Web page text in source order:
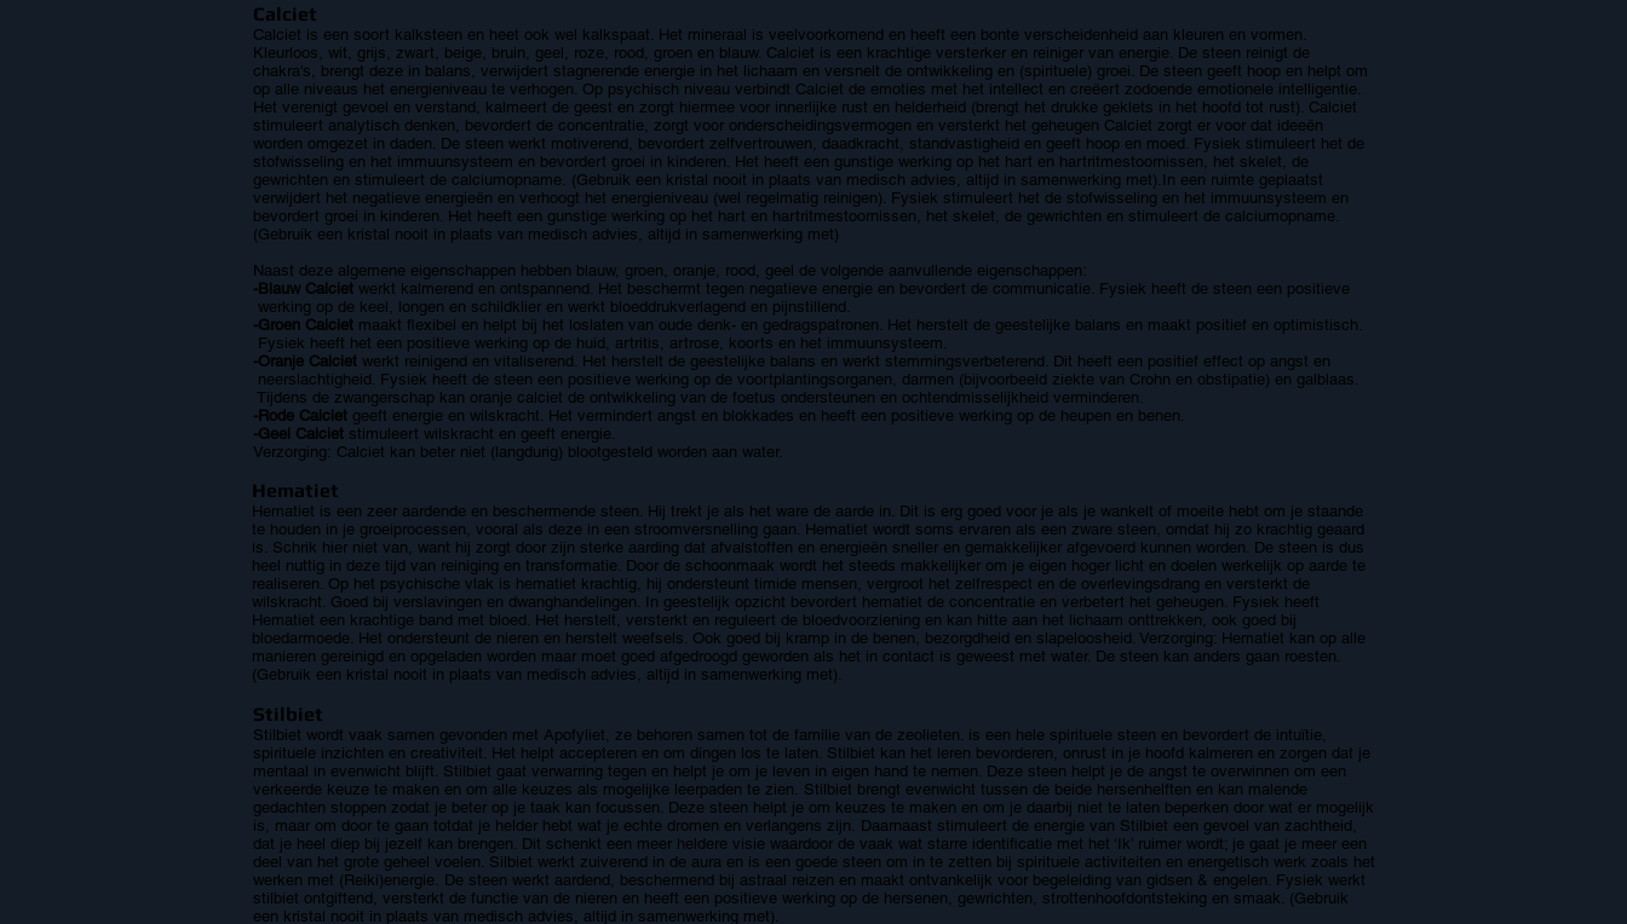
Calciet
Calciet is een soort kalksteen en heet ook wel kalkspaat. Het mineraal is veelvoorkomend en heeft een bonte verscheidenheid aan kleuren en vormen.
Kleurloos, wit, grijs, zwart, beige, bruin, geel, roze, rood, groen en blauw. Calciet is een krachtige versterker en reiniger van energie. De steen reinigt de
chakra's, brengt deze in balans, verwijdert stagnerende energie in het lichaam en versnelt de ontwikkeling en (spirituele) groei. De steen geeft hoop en helpt om
op alle niveaus het energieniveau te verhogen. Op psychisch niveau verbindt Calciet de emoties met het intellect en creëert zodoende emotionele intelligentie.
Het verenigt gevoel en verstand, kalmeert de geest en zorgt hiermee voor innerlijke rust en helderheid (brengt het drukke geklets in het hoofd tot rust). Calciet
stimuleert analytisch denken, bevordert de concentratie, zorgt voor onderscheidingsvermogen en versterkt het geheugen Calciet zorgt er voor dat ideeën
worden omgezet in daden. De steen werkt motiverend, bevordert zelfvertrouwen, daadkracht, standvastigheid en geeft hoop en moed. Fysiek stimuleert het de
stofwisseling en het immuunsysteem en bevordert groei in kinderen. Het heeft een gunstige werking op het hart en hartritmestoornissen, het skelet, de
gewrichten en stimuleert de calciumopname. (Gebruik een kristal nooit in plaats van medisch advies, altijd in samenwerking met).In een ruimte geplaatst
verwijdert het negatieve energieën en verhoogt het energieniveau (wel regelmatig reinigen). Fysiek stimuleert het de stofwisseling en het immuunsysteem en
bevordert groei in kinderen. Het heeft een gunstige werking op het hart en hartritmestoornissen, het skelet, de gewrichten en stimuleert de calciumopname.
(Gebruik een kristal nooit in plaats van medisch advies, altijd in samenwerking met)
Naast deze algemene eigenschappen hebben blauw, groen, oranje, rood, geel de volgende aanvullende eigenschappen:
-Blauw Calciet werkt kalmerend en ontspannend. Het beschermt tegen negatieve energie en bevordert de communicatie. Fysiek heeft de steen een positieve
werking op de keel, longen en schildklier en werkt bloeddrukverlagend en pijnstillend.
-Groen Calciet maakt flexibel en helpt bij het loslaten van oude denk- en gedragspatronen. Het herstelt de geestelijke balans en maakt positief en optimistisch.
Fysiek heeft het een positieve werking op de huid, artritis, artrose, koorts en het immuunsysteem.
-Oranje Calciet werkt reinigend en vitaliserend. Het herstelt de geestelijke balans en werkt stemmingsverbeterend. Dit heeft een positief effect op angst en
neerslachtigheid. Fysiek heeft de steen een positieve werking op de voortplantingsorganen, darmen (bijvoorbeeld ziekte van Crohn en obstipatie) en galblaas.
Tijdens de zwangerschap kan oranje calciet de ontwikkeling van de foetus ondersteunen en ochtendmisselijkheid verminderen.
-Rode Calciet geeft energie en wilskracht. Het vermindert angst en blokkades en heeft een positieve werking op de heupen en benen.
-Geel Calciet stimuleert wilskracht en geeft energie.
Verzorging: Calciet kan beter niet (langdurig) blootgesteld worden aan water.
Hematiet
Hematiet is een zeer aardende en beschermende steen. Hij trekt je als het ware de aarde in. Dit is erg goed voor je als je wankelt of moeite hebt om je staande
te houden in je groeiprocessen, vooral als deze in een stroomversnelling gaan. Hematiet wordt soms ervaren als een zware steen, omdat hij zo krachtig geaard
is. Schrik hier niet van, want hij zorgt door zijn sterke aarding dat afvalstoffen en energieën sneller en gemakkelijker afgevoerd kunnen worden. De steen is dus
heel nuttig in deze tijd van reiniging en transformatie. Door de schoonmaak wordt het steeds makkelijker om je eigen hoger licht en doelen werkelijk op aarde te
realiseren. Op het psychische vlak is hematiet krachtig, hij ondersteunt timide mensen, vergroot het zelfrespect en de overlevingsdrang en versterkt de
wilskracht. Goed bij verslavingen en dwanghandelingen. In geestelijk opzicht bevordert hematiet de concentratie en verbetert het geheugen. Fysiek heeft
Hematiet een krachtige band met bloed. Het herstelt, versterkt en reguleert de bloedvoorziening en kan hitte aan het lichaam onttrekken, ook goed bij
bloedarmoede. Het ondersteunt de nieren en herstelt weefsels. Ook goed bij kramp in de benen, bezorgdheid en slapeloosheid. Verzorging: Hematiet kan op alle
manieren gereinigd en opgeladen worden maar moet goed afgedroogd geworden als het in contact is geweest met water. De steen kan anders gaan roesten.
(Gebruik een kristal nooit in plaats van medisch advies, altijd in samenwerking met).
Stilbiet
Stilbiet wordt vaak samen gevonden met Apofyliet, ze behoren samen tot de familie van de zeolieten. is een hele spirituele steen en bevordert de intuïtie,
spirituele inzichten en creativiteit. Het helpt accepteren en om dingen los te laten. Stilbiet kan het leren bevorderen, onrust in je hoofd kalmeren en zorgen dat je
mentaal in evenwicht blijft. Stilbiet gaat verwarring tegen en helpt je om je leven in eigen hand te nemen. Deze steen helpt je de angst te overwinnen om een
verkeerde keuze te maken en om alle keuzes als mogelijke leerpaden te zien. Stilbiet brengt evenwicht tussen de beide hersenhelften en kan malende
gedachten stoppen zodat je beter op je taak kan focussen. Deze steen helpt je om keuzes te maken en om je daarbij niet te laten beperken door wat er mogelijk
is, maar om door te gaan totdat je helder hebt wat je echte dromen en verlangens zijn. Daarnaast stimuleert de energie van Stilbiet een gevoel van zachtheid,
dat je heel diep bij jezelf kan brengen. Dit schenkt een meer heldere visie waardoor de vaak wat starre identificatie met het ‘Ik’ ruimer wordt; je gaat je meer een
deel van het grote geheel voelen. Silbiet werkt zuiverend in de aura en is een goede steen om in te zetten bij spirituele activiteiten en energetisch werk zoals het
werken met (Reiki)energie. De steen werkt aardend, beschermend bij astraal reizen en maakt ontvankelijk voor begeleiding van gidsen & engelen. Fysiek werkt
stilbiet ontgiftend, versterkt de functie van de nieren en heeft een positieve werking op de hersenen, gewrichten, strottenhoofdontsteking en smaak. (Gebruik
een kristal nooit in plaats van medisch advies, altijd in samenwerking met).